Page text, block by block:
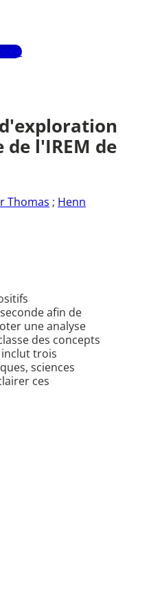
l'IREM de
Thomas ; Henn
afin de
une analyse
des concepts
trois
sciences
ces